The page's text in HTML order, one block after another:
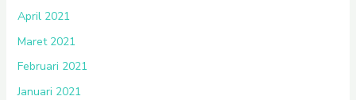
April 2021
Maret 2021
Februari 2021
Januari 2021